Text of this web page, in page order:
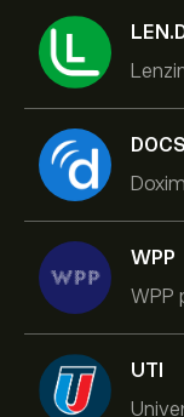
DOCS
WPP
WPP
UTI